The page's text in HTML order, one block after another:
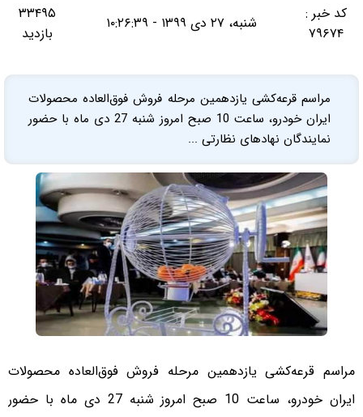
کد خبر :
۷۹۶۷۴
شنبه، ۲۷ دی ۱۳۹۹ - ۱۰:۲۶:۳۹
۳۳۴۹۵
بازدید
مراسم قرعه‌کشی یازدهمین مرحله فروش فوق‌العاده محصولات
ایران خودرو، ساعت 10 صبح امروز شنبه 27 دی ماه با حضور
نمایندگان نهادهای نظارتی ...
مراسم قرعه‌کشی یازدهمین مرحله فروش فوق‌العاده محصولات
ایران خودرو، ساعت 10 صبح امروز شنبه 27 دی ماه با حضور